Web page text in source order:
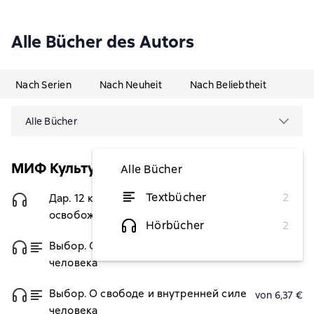
Alle Bücher des Autors
Nach Serien Nach Neuheit Nach Beliebtheit
Alle Bücher
Alle Bücher
Textbücher
2
Hörbücher
2
МИФ Культура
Дар. 12 ключей к внутреннему
освобождению и обретению себя
6,47 €
Выбор. О свободе и внутренней силе
человека
Выбор. О свободе и внутренней силе
человека
von 6,37 €